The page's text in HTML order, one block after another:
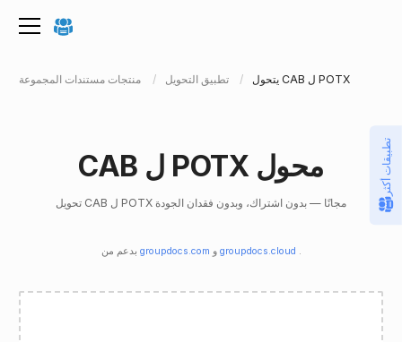
منتجات مستندات المجموعة تطبيق التحويل يتحول CAB ل POTX
CAB ل POTX محول
تحويل CAB ل POTX مجانًا — بدون اشتراك، وبدون فقدان الجودة
groupdocs.com و groupdocs.cloud .
تطبيقات أكثر